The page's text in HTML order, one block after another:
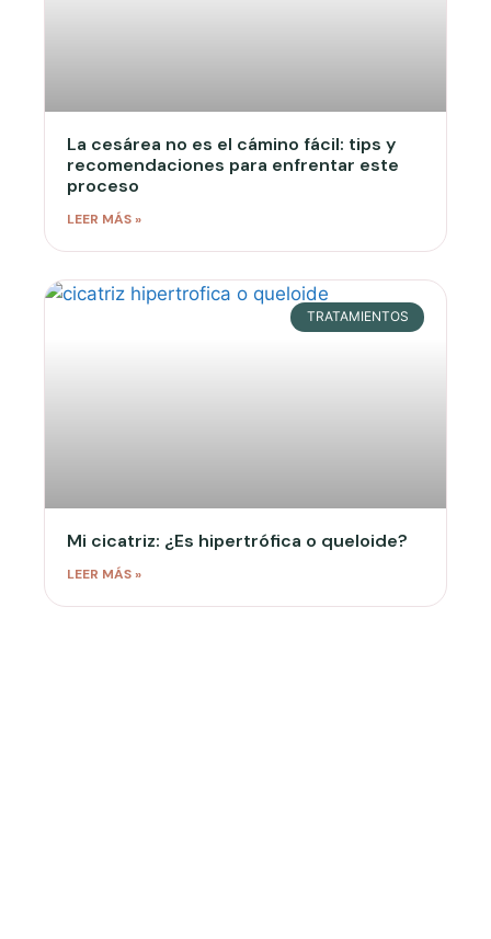
La cesárea no es el cámino fácil: tips y
recomendaciones para enfrentar este
proceso
LEER MÁS »
TRATAMIENTOS
Mi cicatriz: ¿Es hipertrófica o queloide?
LEER MÁS »